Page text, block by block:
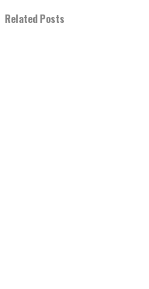
Related Posts